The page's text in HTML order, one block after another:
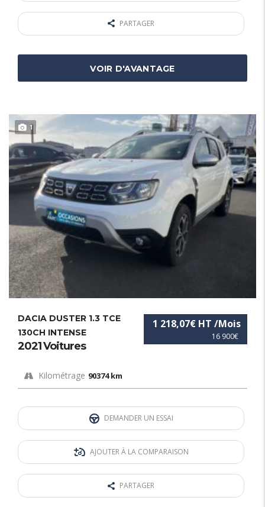
PARTAGER
VOIR D'AVANTAGE
1
16 900€
1 218,07€ HT /Mois
DACIA DUSTER 1.3 TCE
130CH INTENSE
2021 Voitures
Kilométrage 90374 km
DEMANDER UN ESSAI
AJOUTER À LA COMPARAISON
PARTAGER